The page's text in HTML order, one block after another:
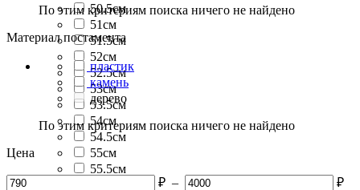
50.5см
51см
51.5см
52см
52.5см
53см
53.5см
54см
54.5см
55см
55.5см
По этим критериям поиска ничего не найдено
Материал постамента
пластик
камень
дерево
По этим критериям поиска ничего не найдено
Цена
₽ – ₽